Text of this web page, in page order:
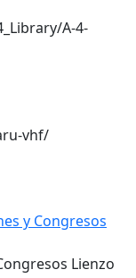
A-4-
vhf/
y Congresos
Lienzo